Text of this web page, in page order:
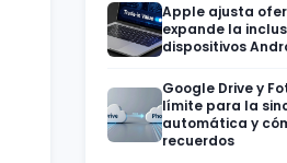
Apple ajusta
expande la
dispositivos
Google Drive y
límite para la
automática y
recuerdos